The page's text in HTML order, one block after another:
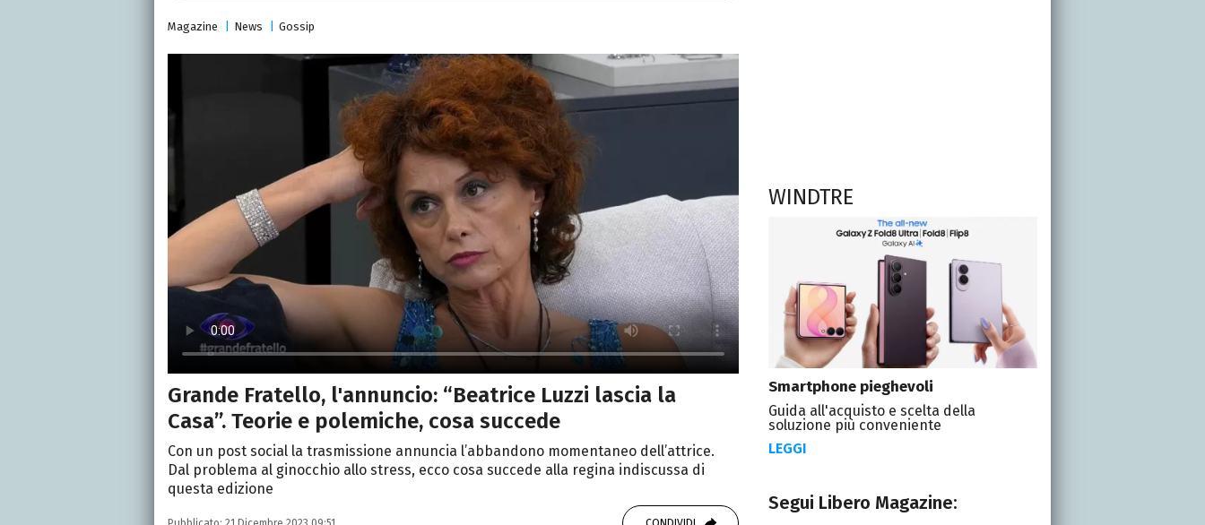
Magazine News Gossip
Grande Fratello, l'annuncio: “Beatrice Luzzi lascia la
Casa”. Teorie e polemiche, cosa succede
Con un post social la trasmissione annuncia l’abbandono momentaneo dell’attrice.
Dal problema al ginocchio allo stress, ecco cosa succede alla regina indiscussa di
questa edizione
WINDTRE
Smartphone pieghevoli
Guida all'acquisto e scelta della
soluzione più conveniente
LEGGI
Segui Libero Magazine: